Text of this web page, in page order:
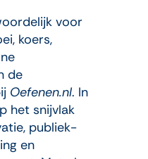
voor
koers,
de
Oefenen.nl. In
het snijvlak
publiek-
en